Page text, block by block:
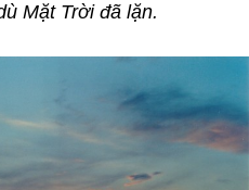
Mặt Trời đã lặn.